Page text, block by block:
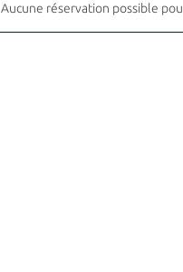
Aucune réservation possible